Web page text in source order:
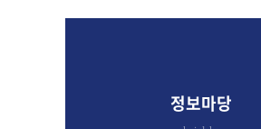
정보마당